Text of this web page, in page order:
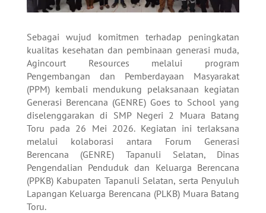
Sebagai wujud komitmen terhadap peningkatan
kualitas kesehatan dan pembinaan generasi muda,
Agincourt Resources melalui program
Pengembangan dan Pemberdayaan Masyarakat
(PPM) kembali mendukung pelaksanaan kegiatan
Generasi Berencana (GENRE) Goes to School yang
diselenggarakan di SMP Negeri 2 Muara Batang
Toru pada 26 Mei 2026. Kegiatan ini terlaksana
melalui kolaborasi antara Forum Generasi
Berencana (GENRE) Tapanuli Selatan, Dinas
Pengendalian Penduduk dan Keluarga Berencana
(PPKB) Kabupaten Tapanuli Selatan, serta Penyuluh
Lapangan Keluarga Berencana (PLKB) Muara Batang
Toru.